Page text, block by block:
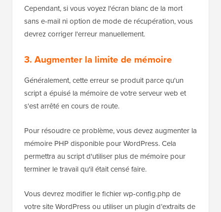
Cependant, si vous voyez l'écran blanc de la mort
sans e-mail ni option de mode de récupération, vous
devrez corriger l'erreur manuellement.
3. Augmenter la limite de mémoire
Généralement, cette erreur se produit parce qu'un
script a épuisé la mémoire de votre serveur web et
s'est arrêté en cours de route.
Pour résoudre ce problème, vous devez augmenter la
mémoire PHP disponible pour WordPress. Cela
permettra au script d'utiliser plus de mémoire pour
terminer le travail qu'il était censé faire.
Vous devrez modifier le fichier wp-config.php de
votre site WordPress ou utiliser un plugin d’extraits de